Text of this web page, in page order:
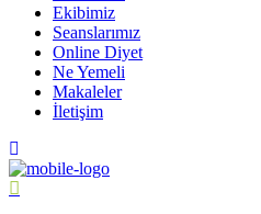
Ekibimiz
Seanslarımız
Online Diyet
Ne Yemeli
Makaleler
İletişim